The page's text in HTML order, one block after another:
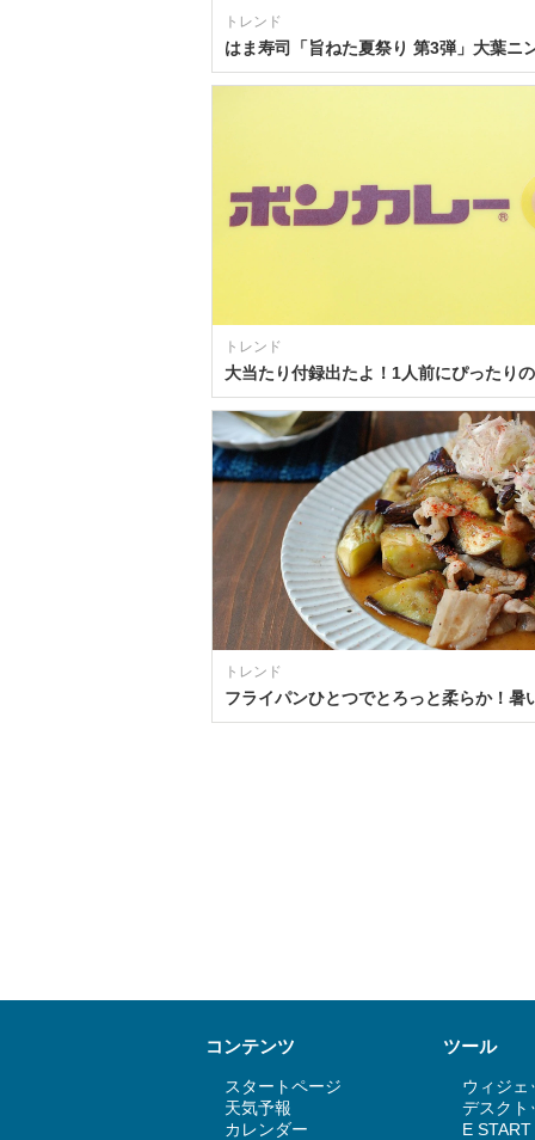
トレンド
トレンド
トレンド
コンテンツ
スタートページ
天気予報
カレンダー
ツール
ウィジェ
デスクト
E